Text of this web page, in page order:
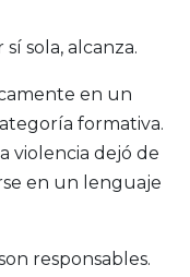
sola, alcanza.
en un
formativa.
violencia dejó de
en un lenguaje
responsables.